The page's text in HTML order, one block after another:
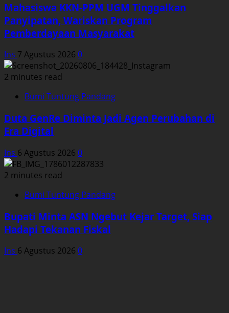
Mahasiswa KKN-PPM UGM Tinggalkan
Panyipatan, Wariskan Program
Pemberdayaan Masyarakat
Ins 7 Agustus 2026 0
2 minutes read
Bumi Tuntung Pandang
Duta GenRe Diminta Jadi Agen Perubahan di
Era Digital
Ins 6 Agustus 2026 0
2 minutes read
Bumi Tuntung Pandang
Bupati Minta ASN Ngebut Kejar Target, Siap
Hadapi Tekanan Fiskal
Ins 6 Agustus 2026 0